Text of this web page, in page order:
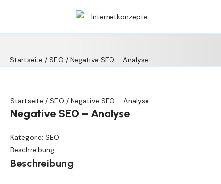
Startseite /SEO / Negative SEO – Analyse
Startseite /SEO / Negative SEO – Analyse
Negative SEO – Analyse
Kategorie:SEO
Beschreibung
Beschreibung